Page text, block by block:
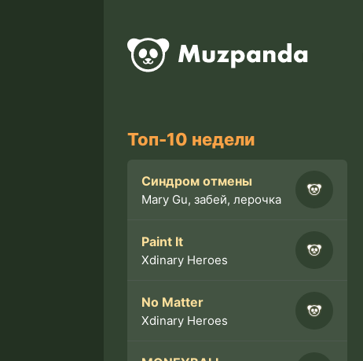
Топ-10 недели
Синдром отмены
Mary Gu, забей, лерочка
Paint It
Xdinary Heroes
No Matter
Xdinary Heroes